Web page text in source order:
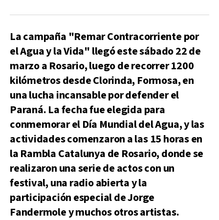
La campaña "Remar Contracorriente por
el Agua y la Vida" llegó este sábado 22 de
marzo a Rosario, luego de recorrer 1200
kilómetros desde Clorinda, Formosa, en
una lucha incansable por defender el
Paraná. La fecha fue elegida para
conmemorar el Día Mundial del Agua, y las
actividades comenzaron a las 15 horas en
la Rambla Catalunya de Rosario, donde se
realizaron una serie de actos con un
festival, una radio abierta y la
participación especial de Jorge
Fandermole y muchos otros artistas.